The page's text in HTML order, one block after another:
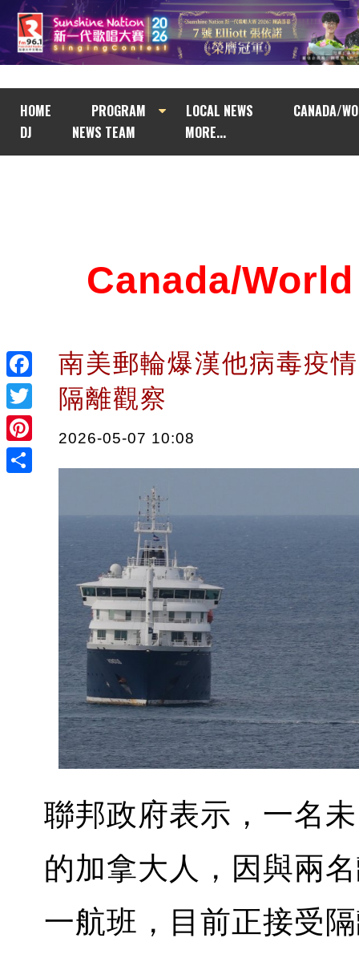
HOME PROGRAM LOCAL NEWS
CANADA/
DJ
NEWS TEAM MORE...
Facebook
Twitter
Pinterest
Canada/
南美郵輪爆漢他病毒疫
隔離觀察
2026-05-07 10:08
聯邦政府表示，一名
的加拿大人，因與兩
一航班，目前正接受